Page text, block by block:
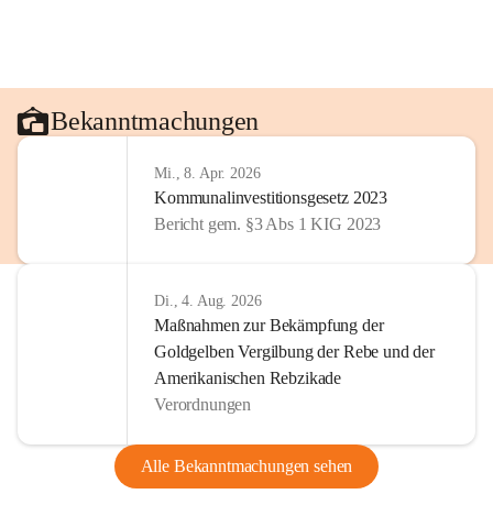
Bekanntmachungen
Mi., 8. Apr. 2026
Kommunalinvestitionsgesetz 2023
Bericht gem. §3 Abs 1 KIG 2023
Di., 4. Aug. 2026
Maßnahmen zur Bekämpfung der
Goldgelben Vergilbung der Rebe und der
Amerikanischen Rebzikade
Verordnungen
Alle Bekanntmachungen sehen